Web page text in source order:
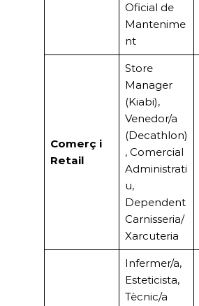
Oficial de
Mantenime
nt
Comerç i
Retail
Store
Manager
(Kiabi),
Venedor/a
(Decathlon)
, Comercial
Administrati
u,
Dependent
Carnisseria/
Xarcuteria
Infermer/a,
Esteticista,
Tècnic/a